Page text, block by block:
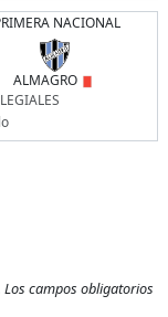
NACIONAL
ALMAGRO
Los campos obligatorios